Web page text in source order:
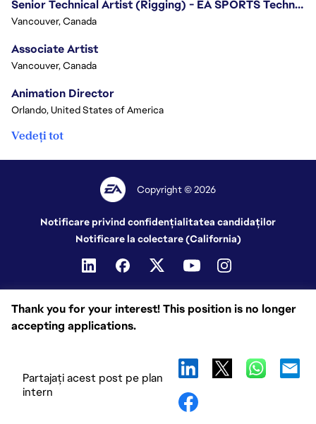
Thank you for your interest! This position is no longer
accepting applications.
Partajați acest post pe plan
intern
Senior Technical Artist (Rigging) - EA SPORTS Technology
Vancouver, Canada
Associate Artist
Vancouver, Canada
Animation Director
Orlando, United States of America
Vedeți tot
Copyright © 2026
Notificare privind confidențialitatea candidaților
Notificare la colectare (California)